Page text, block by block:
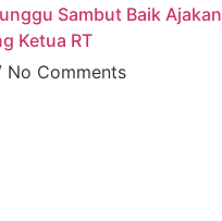
Sambut Baik Ajakan
Ketua RT
No Comments